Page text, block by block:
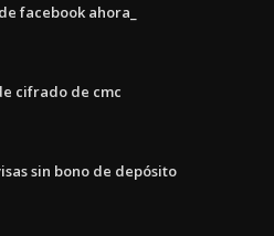
facebook ahora_
cifrado de cmc
sin bono de depósito